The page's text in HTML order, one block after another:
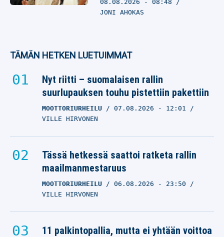
08.08.2026 - 08:48
JONI AHOKAS
TÄMÄN HETKEN LUETUIMMAT
Nyt riitti – suomalaisen rallin
suurlupauksen touhu pistettiin pakettiin
MOOTTORIURHEILU 07.08.2026 - 12:01
VILLE HIRVONEN
Tässä hetkessä saattoi ratketa rallin
maailmanmestaruus
MOOTTORIURHEILU 06.08.2026 - 23:50
VILLE HIRVONEN
11 palkintopallia, mutta ei yhtään voittoa